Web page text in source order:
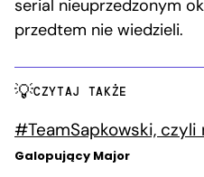
serial nieuprzedzonym
przedtem nie wiedzieli.
CZYTAJ TAKŻE
#TeamSapkowski,
Galopujący Major